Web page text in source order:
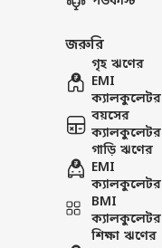
জরুরি
গৃহ ঋণের
EMI
ক্যালকুলেটর
বয়সের
ক্যালকুলেটর
গাড়ি ঋণের
EMI
ক্যালকুলেটর
BMI
ক্যালকুলেটর
শিক্ষা ঋণের